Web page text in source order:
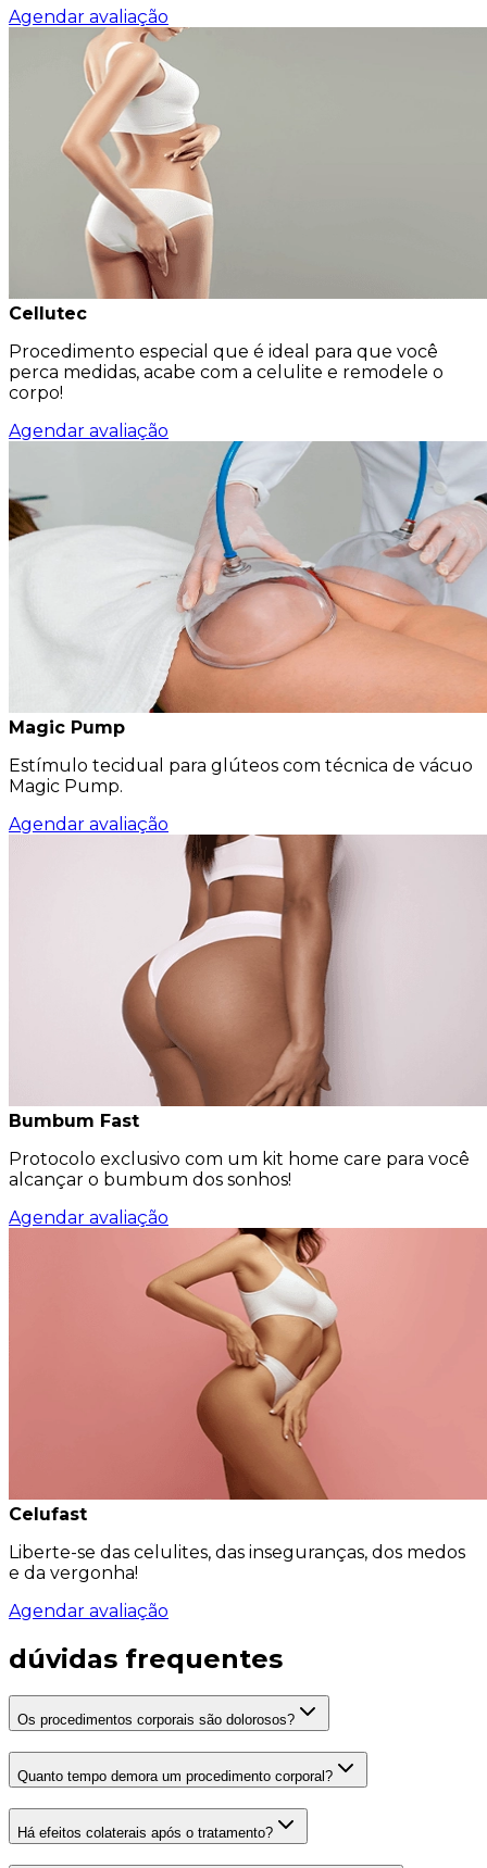
Agendar avaliação
Cellutec
Procedimento especial que é ideal para que você
perca medidas, acabe com a celulite e remodele o
corpo!
Agendar avaliação
Magic Pump
Estímulo tecidual para glúteos com técnica de vácuo
Magic Pump.
Agendar avaliação
Bumbum Fast
Protocolo exclusivo com um kit home care para você
alcançar o bumbum dos sonhos!
Agendar avaliação
Celufast
Liberte-se das celulites, das inseguranças, dos medos
e da vergonha!
Agendar avaliação
dúvidas frequentes
Os procedimentos corporais são dolorosos?
Quanto tempo demora um procedimento corporal?
Há efeitos colaterais após o tratamento?